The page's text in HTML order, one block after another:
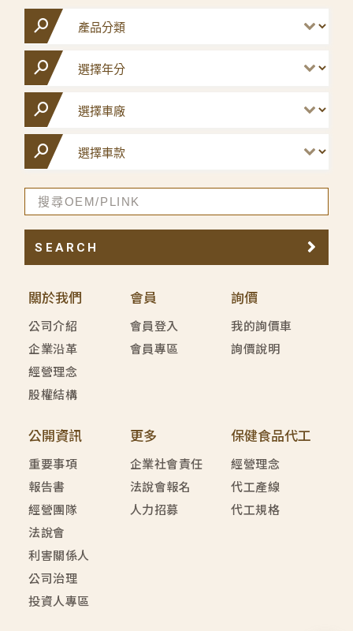
關於我們
公司介紹
企業沿革
經營理念
股權結構
會員
會員登入
會員專區
詢價
我的詢價車
詢價說明
公開資訊
重要事項
報告書
經營團隊
法說會
利害關係人
公司治理
投資人專區
更多
企業社會責任
法說會報名
人力招募
保健食品代工
經營理念
代工產線
代工規格
SEARCH